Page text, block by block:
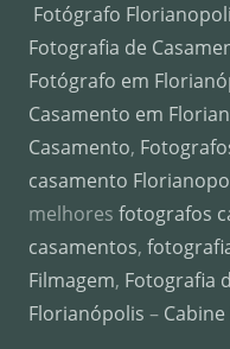
Fotógrafo
Fotografia de
Fotógrafo em
Casamento em
Casamento,
casamento
melhores fotografos
casamentos,
Filmagem, Fotografia
Florianópolis –